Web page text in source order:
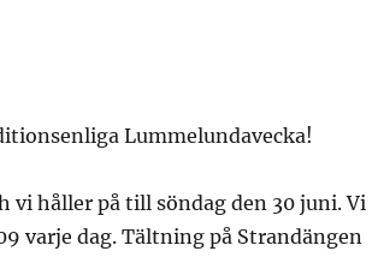
Lummelundavecka!
vi håller på till söndag den 30 juni. Vi
varje dag. Tältning på Strandängen